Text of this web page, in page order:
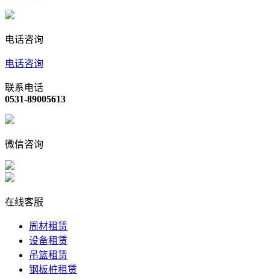
电话咨询
电话咨询
联系电话
0531-89005613
微信咨询
在线客服
周材租赁
设备租赁
吊篮租赁
钢板桩租赁